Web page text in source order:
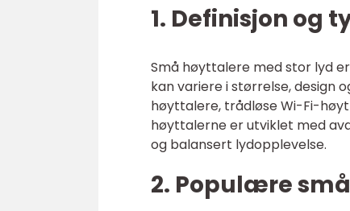
1. Definisjon og
Små høyttalere med stor lyd
kan variere i størrelse, design
høyttalere, trådløse Wi-Fi-
høyttalerne er utviklet med
og balansert lydopplevelse.
2. Populære